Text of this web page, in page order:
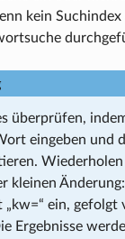
kein Suchindex
überprüfen,
eingeben und
kleinen
ein, gefolgt
Ergebnisse